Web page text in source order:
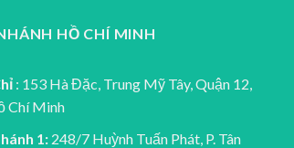
HỒ CHÍ MINH
: 153 Hà Đặc, Trung Mỹ Tây, Quận 12,
Chí Minh
1: 248/7 Huỳnh Tuấn Phát, P. Tân